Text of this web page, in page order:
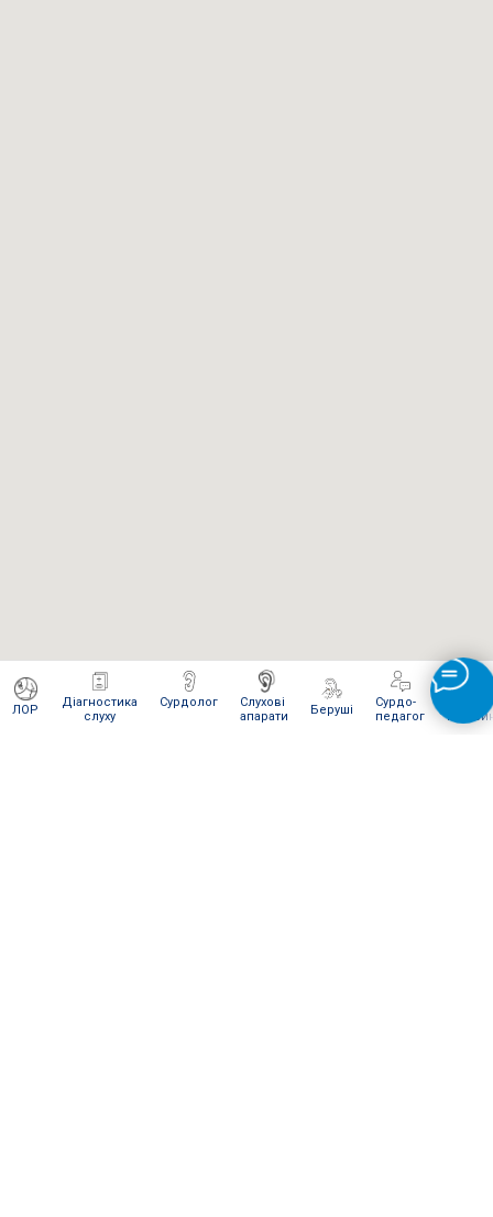
ЛОР
Діагностика
слуху
Сурдолог
Слухові
апарати
Беруші
Сурдо-
педагог